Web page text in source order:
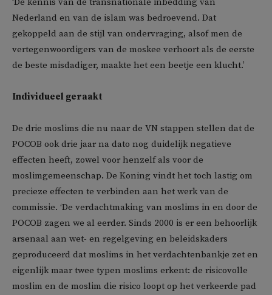
Nederland en van de islam was bedroevend. Dat
gekoppeld aan de stijl van ondervraging, alsof men de
vertegenwoordigers van de moskee verhoort als de eerste
de beste misdadiger, maakte het een beetje een klucht.’
Individueel geraakt
De drie moslims die nu naar de VN stappen stellen dat de
POCOB ook drie jaar na dato nog duidelijk negatieve
effecten heeft, zowel voor henzelf als voor de
moslimgemeenschap. De Koning vindt het toch lastig om
precieze effecten te verbinden aan het werk van de
commissie. ‘De verdachtmaking van moslims in en door de
POCOB zagen we al eerder. Sinds 2000 is er een behoorlijk
arsenaal aan wet- en regelgeving en beleidskaders
geproduceerd dat moslims in het verdachtenbankje zet en
eigenlijk maar twee typen moslims erkent: de risicovolle
moslim en de moslim die risico loopt op het verkeerde pad